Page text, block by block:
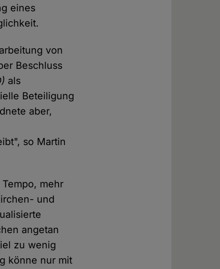
eines
von
Beschluss
als
Beteiligung
aber,
so Martin
mehr
und
angetan
zu wenig
könne nur mit